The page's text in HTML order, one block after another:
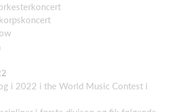
i 2022 i the World Music Contest i